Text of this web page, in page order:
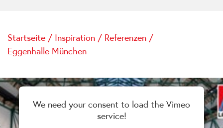
Startseite / Inspiration / Referenzen /
Eggenhalle München
We need your consent to load the Vimeo
service!